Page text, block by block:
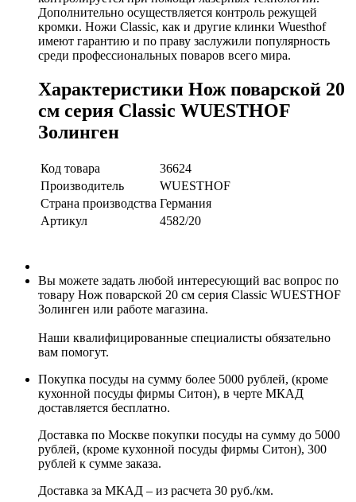
Дополнительно осуществляется контроль режущей
кромки. Ножи Classic, как и другие клинки Wuesthof
имеют гарантию и по праву заслужили популярность
среди профессиональных поваров всего мира.
Характеристики Нож поварской 20
см серия Classic WUESTHOF
Золинген
Код товара
36624
Производитель
WUESTHOF
Страна производства Германия
Артикул
4582/20
Вы можете задать любой интересующий вас вопрос по
товару Нож поварской 20 см серия Classic WUESTHOF
Золинген или работе магазина.
Наши квалифицированные специалисты обязательно
вам помогут.
Покупка посуды на сумму более 5000 рублей, (кроме
кухонной посуды фирмы Ситон), в черте МКАД
доставляется бесплатно.
Доставка по Москве покупки посуды на сумму до 5000
рублей, (кроме кухонной посуды фирмы Ситон), 300
рублей к сумме заказа.
Доставка за МКАД – из расчета 30 руб./км.